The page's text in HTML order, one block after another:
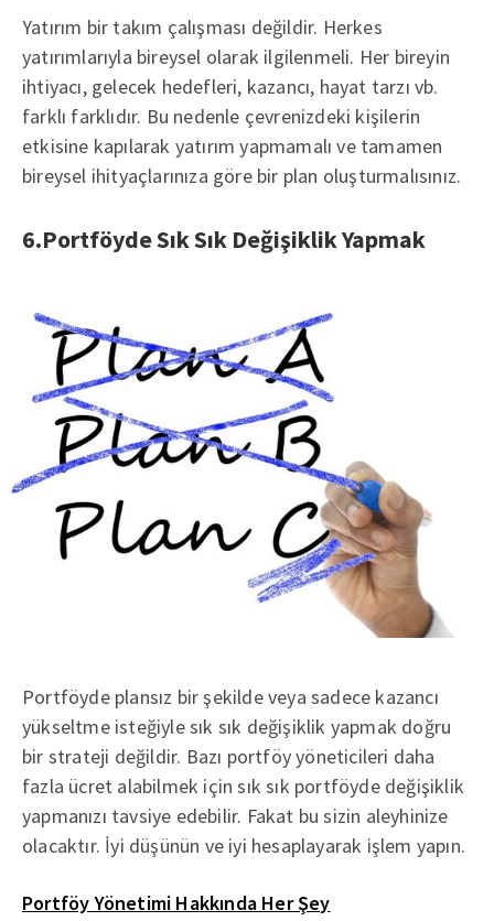
Yatırım bir takım çalışması değildir. Herkes
yatırımlarıyla bireysel olarak ilgilenmeli. Her bireyin
ihtiyacı, gelecek hedefleri, kazancı, hayat tarzı vb.
farklı farklıdır. Bu nedenle çevrenizdeki kişilerin
etkisine kapılarak yatırım yapmamalı ve tamamen
bireysel ihityaçlarınıza göre bir plan oluşturmalısınız.
6.Portföyde Sık Sık Değişiklik Yapmak
Portföyde plansız bir şekilde veya sadece kazancı
yükseltme isteğiyle sık sık değişiklik yapmak doğru
bir strateji değildir. Bazı portföy yöneticileri daha
fazla ücret alabilmek için sık sık portföyde değişiklik
yapmanızı tavsiye edebilir. Fakat bu sizin aleyhinize
olacaktır. İyi düşünün ve iyi hesaplayarak işlem yapın.
Portföy Yönetimi Hakkında Her Şey